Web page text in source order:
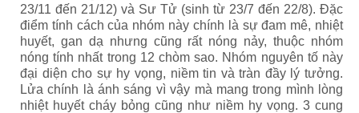
23/11 đến 21/12) và Sư Tử (sinh từ 23/7 đến 22/8). Đặc
điểm tính cách của nhóm này chính là sự đam mê, nhiệt
huyết, gan dạ nhưng cũng rất nóng nảy, thuộc nhóm
nóng tính nhất trong 12 chòm sao. Nhóm nguyên tố này
đại diện cho sự hy vọng, niềm tin và tràn đầy lý tưởng.
Lửa chính là ánh sáng vì vậy mà mang trong mình lòng
nhiệt huyết cháy bỏng cũng như niềm hy vọng. 3 cung